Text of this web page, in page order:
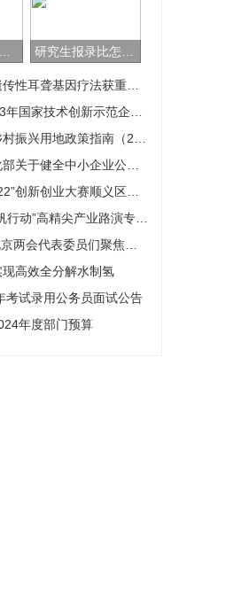
高效全分解水制氢
考试录用公务员面试公告
年度部门预算